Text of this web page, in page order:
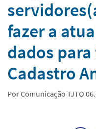
fazer a
dados
Cadastro
Por Comunicação TJTO